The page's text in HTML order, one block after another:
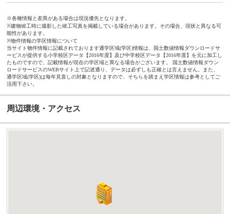
※各種情報と差異がある場合は現況優先となります。
※建物竣工時に撮影した竣工写真を掲載している場合があります。その場合、現状と異なる可
能性があります。
※物件情報の学区情報について
当サイト物件情報に記載されております通学区域(学区)情報は、国土数値情報ダウンロードサ
ービスが提供する小学校区データ【2016年度】及び中学校区データ【2016年度】を元に加工し
たものですので、記載情報が現在の学区域と異なる場合がございます。 国土数値情報ダウン
ロードサービスのWEBサイト上で記述通り、データは必ずしも正確とは言えません。また、
通学区域(学区)は毎年見直しの対象となりますので、そちらを踏まえ学区情報は参考としてご
活用下さい。
周辺環境・アクセス